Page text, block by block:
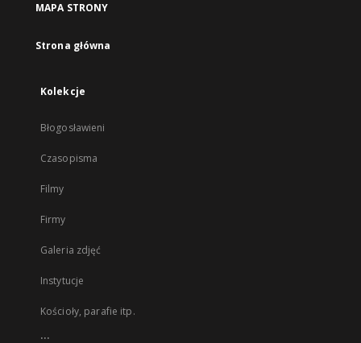
MAPA STRONY
Strona główna
Kolekcje
Błogosławieni
Czasopisma
Filmy
Firmy
Galeria zdjęć
Instytucje
Kościoły, parafie itp.
...